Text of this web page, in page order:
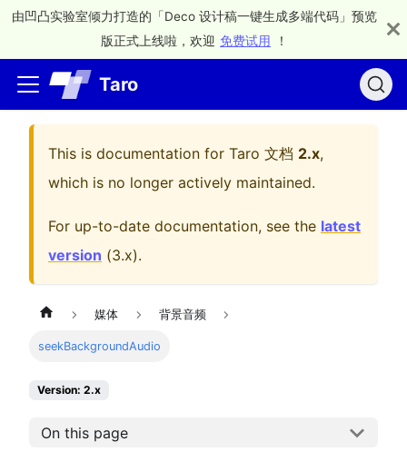
由凹凸实验室倾力打造的「Deco 设计稿一键生成多端代码」预览
版正式上线啦，欢迎 免费试用 ！
Taro
This is documentation for Taro 文档 2.x,
which is no longer actively maintained.
For up-to-date documentation, see the latest
version (3.x).
媒体 背景音频
seekBackgroundAudio
Version: 2.x
On this page